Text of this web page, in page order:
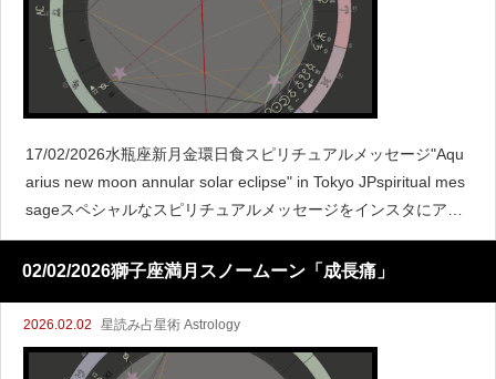
17/02/2026水瓶座新月金環日食スピリチュアルメッセージ"Aqu
arius new moon annular solar eclipse" in Tokyo JPspiritual mes
sageスペシャルなスピリチュアルメッセージをインスタにアッ
プしてます
02/02/2026獅子座満月スノームーン「成長痛」
2026.02.02 星読み占星術 Astrology